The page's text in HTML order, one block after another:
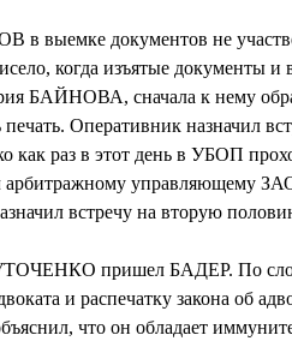
выемке документов не
когда изъятые документы
БАЙНОВА, сначала к нему
печать. Оперативник назначил
как раз в этот день в УБОП
арбитражному управляющему
встречу на вторую
пришел БАДЕР. По
и распечатку закона об
что он обладает